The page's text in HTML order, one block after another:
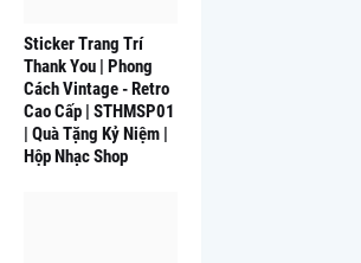
Sticker Trang Trí
Thank You | Phong
Cách Vintage - Retro
Cao Cấp | STHMSP01
| Quà Tặng Kỷ Niệm |
Hộp Nhạc Shop